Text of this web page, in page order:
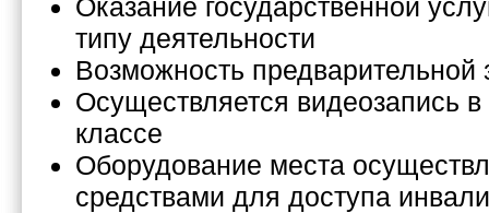
Оказание государственной
типу деятельности
Возможность
Осуществляется видеозапись
классе
Оборудование места
средствами для доступа